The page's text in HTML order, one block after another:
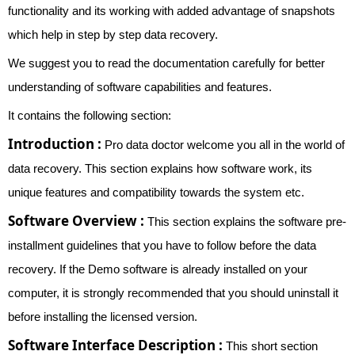
functionality and its working with added advantage of snapshots
which help in step by step data recovery.
We suggest you to read the documentation carefully for better
understanding of software capabilities and features.
It contains the following section:
Introduction : Pro data doctor welcome you all in the world of
data recovery. This section explains how software work, its
unique features and compatibility towards the system etc.
Software Overview : This section explains the software pre-
installment guidelines that you have to follow before the data
recovery. If the Demo software is already installed on your
computer, it is strongly recommended that you should uninstall it
before installing the licensed version.
Software Interface Description : This short section